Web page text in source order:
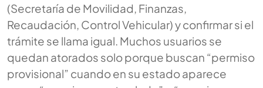
(Secretaría de Movilidad, Finanzas,
Recaudación, Control Vehicular) y confirmar si el
trámite se llama igual. Muchos usuarios se
quedan atorados solo porque buscan “permiso
provisional” cuando en su estado aparece